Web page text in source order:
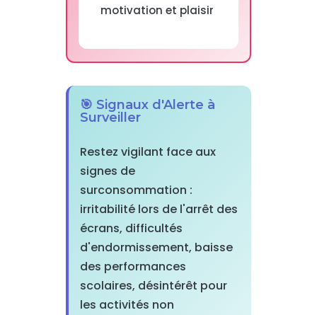
motivation et plaisir
🎯 Signaux d'Alerte à
Surveiller
Restez vigilant face aux
signes de
surconsommation :
irritabilité lors de l'arrêt des
écrans, difficultés
d'endormissement, baisse
des performances
scolaires, désintérêt pour
les activités non